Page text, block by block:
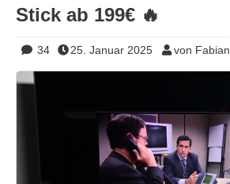
Stick ab 199€ 🔥
34 25. Januar 2025 von Fabian